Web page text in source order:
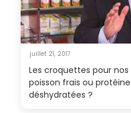
juillet 21, 2017
Les croquettes pour
poisson frais ou
déshydratées ?